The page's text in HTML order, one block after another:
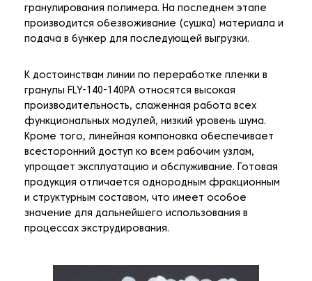
гранулирования полимера. На последнем этапе
производится обезвоживание (сушка) материала и
подача в бункер для последующей выгрузки.
К достоинствам линии по переработке пленки в
гранулы FLY-140-140PA относятся высокая
производительность, слаженная работа всех
функциональных модулей, низкий уровень шума.
Кроме того, линейная компоновка обеспечивает
всесторонний доступ ко всем рабочим узлам,
упрощает эксплуатацию и обслуживание. Готовая
продукция отличается однородным фракционным
и структурным составом, что имеет особое
значение для дальнейшего использования в
процессах экструдирования.